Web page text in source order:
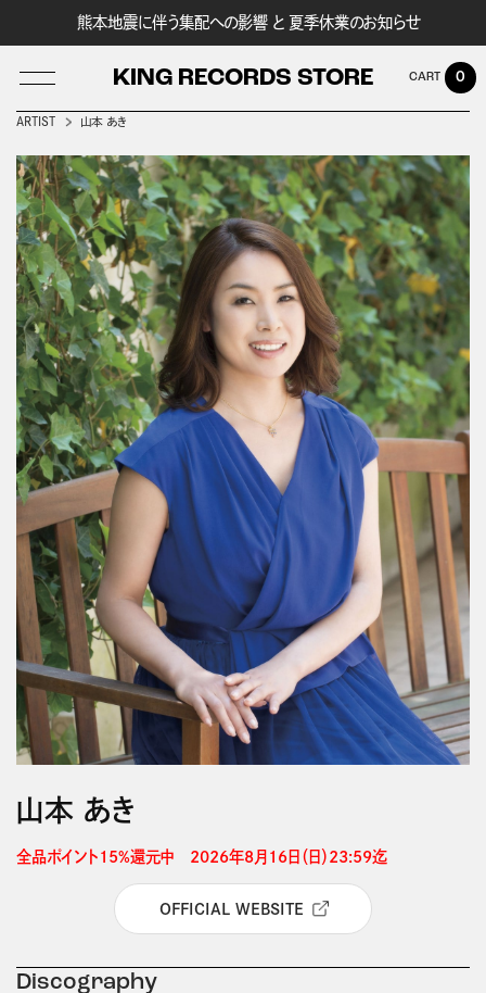
熊本地震に伴う集配への影響 と 夏季休業のお知らせ
KING RECORDS STORE
LOG IN
0
ARTIST 山本 あき
山本 あき
全品ポイント15%還元中　2026年8月16日（日）23:59迄
OFFICIAL WEBSITE
Discography